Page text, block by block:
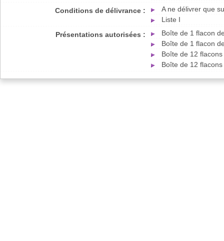
Conditions de délivrance :
A ne délivrer que
Liste I
Présentations autorisées :
Boîte de 1 flacon
Boîte de 1 flacon
Boîte de 12
Boîte de 12